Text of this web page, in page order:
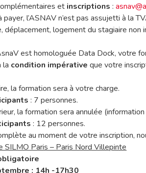
et inscriptions :
payer, l’ASNAV n’est pas assujetti à la
déplacement, logement du stagiaire non
est homologuée Data Dock, votre
la condition impérative que votre
la formation sera à votre charge.
: 7 personnes.
la formation sera annulée
: 12 personnes.
au moment de votre inscription,
SILMO Paris – Paris Nord Villepinte
: 14h -17h30